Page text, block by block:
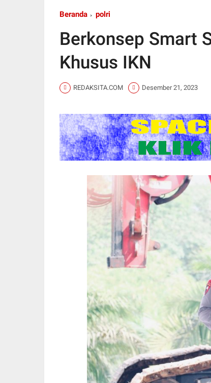
Beranda polri
Berkonsep Smart
Khusus IKN
REDAKSITA.COM Desember 21, 2023